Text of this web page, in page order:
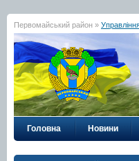
Первомайський район »
Головна Новини